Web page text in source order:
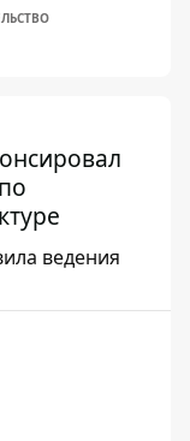
ведения